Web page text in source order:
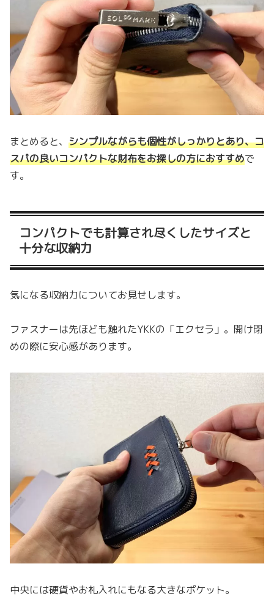
まとめると、 シンプルながらも個性がしっかりとあり、コ
スパの良いコンパクトな財布をお探しの方におすすめで
す。
コンパクトでも計算され尽くしたサイズと
十分な収納力
気になる収納力についてお見せします。
ファスナーは先ほども触れたYKKの「エクセラ」。開け閉
めの際に安心感があります。
中央には硬貨やお札入れにもなる大きなポケット。